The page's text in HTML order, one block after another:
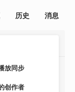
放同步
创作者
历史 消息
月12日开启预